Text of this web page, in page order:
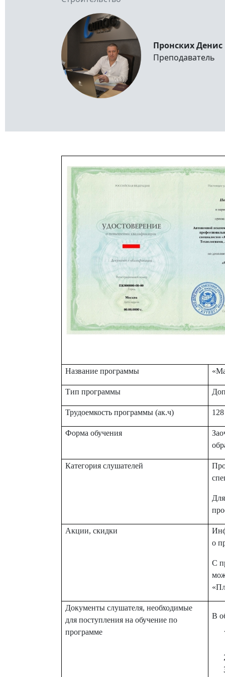
Пронских
Преподаватель
Изображение
Название программы
Тип программы
Трудоемкость программы (ак.ч)
Форма обучения
Категория слушателей
Акции, скидки
о
С
Документы слушателя, необходимые
для поступления на обучение по
программе
В